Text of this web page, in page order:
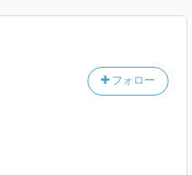
フォロー